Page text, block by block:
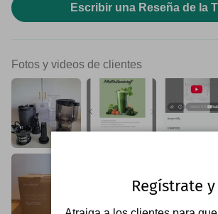
Escribir una Reseña de la
Fotos y videos de clientes
Regístrate